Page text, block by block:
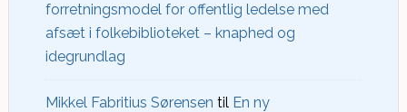
forretningsmodel for offentlig ledelse med
afsæt i folkebiblioteket – knaphed og
idegrundlag
Mikkel Fabritius Sørensen til En ny